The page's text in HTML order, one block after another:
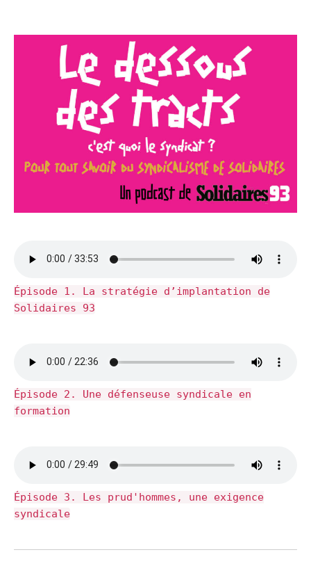
Épisode 1. La stratégie d’implantation de
Solidaires 93
Épisode 2. Une défenseuse syndicale en
formation
Épisode 3. Les prud'hommes, une exigence
syndicale